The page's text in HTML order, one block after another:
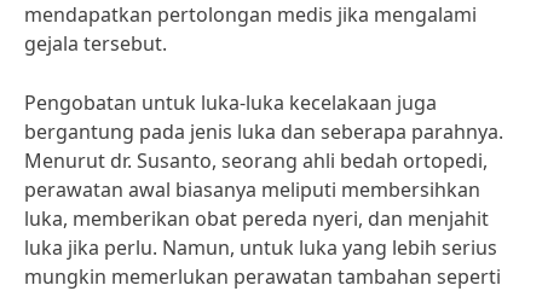
mendapatkan pertolongan medis jika mengalami
gejala tersebut.
Pengobatan untuk luka-luka kecelakaan juga
bergantung pada jenis luka dan seberapa parahnya.
Menurut dr. Susanto, seorang ahli bedah ortopedi,
perawatan awal biasanya meliputi membersihkan
luka, memberikan obat pereda nyeri, dan menjahit
luka jika perlu. Namun, untuk luka yang lebih serius
mungkin memerlukan perawatan tambahan seperti